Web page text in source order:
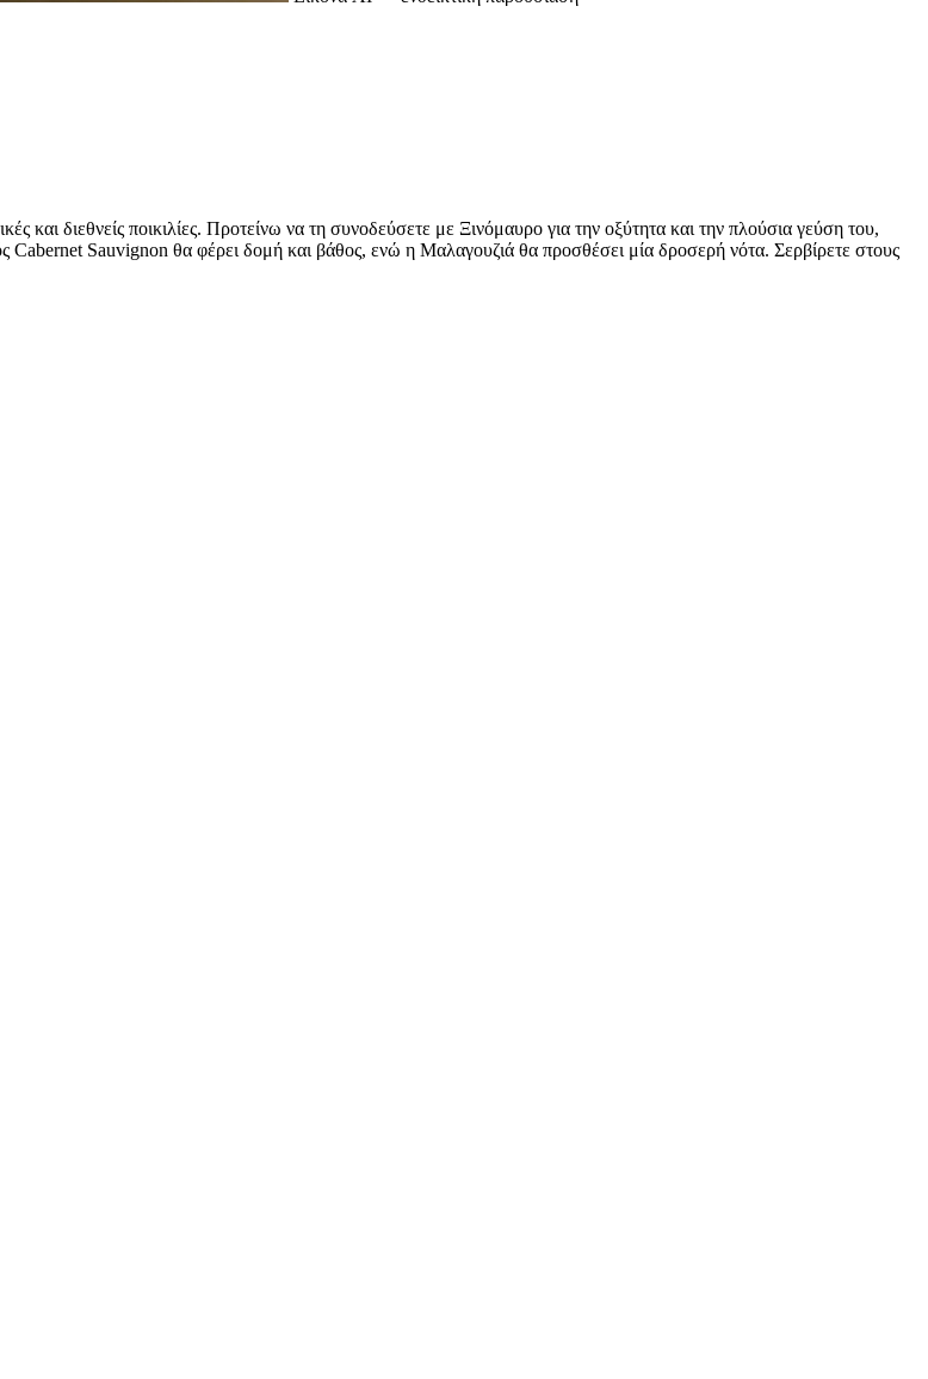
και διεθνείς ποικιλίες. Προτείνω να τη συνοδεύσετε με Ξινόμαυρο για την οξύτητα και την πλούσια γεύση του,
Sauvignon θα φέρει δομή και βάθος, ενώ η Μαλαγουζιά θα προσθέσει μία δροσερή νότα. Σερβίρετε στους